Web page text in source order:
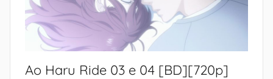
Ao Haru Ride 03 e 04 [BD][720p]